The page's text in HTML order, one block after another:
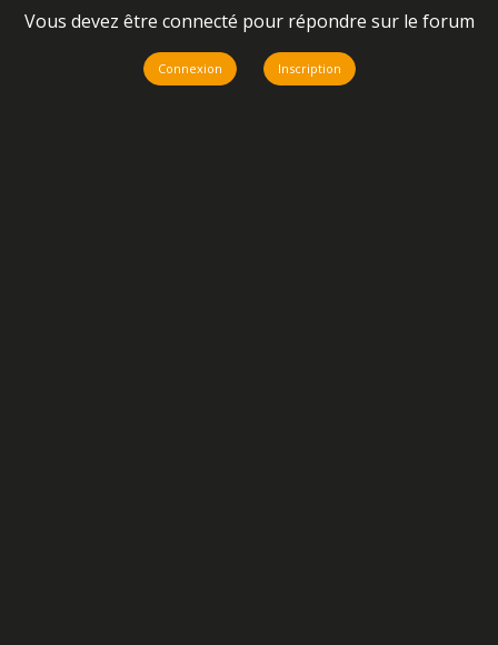
Vous devez être connecté pour répondre sur le forum
Connexion Inscription